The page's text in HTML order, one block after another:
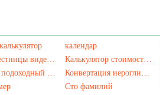
календар
Схема лестницы видеокарт Калькулятор стоимости жилья
Личный подоходный налог подсчитывается онлайн Конвертация иероглифов в пиньинь
Сто фамилий